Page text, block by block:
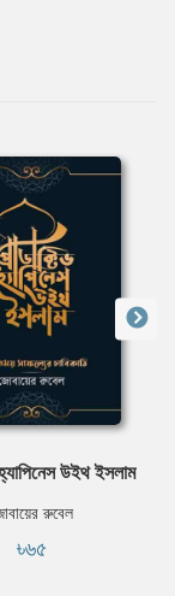
উইথ ইসলাম
রুবেল
৳৬৫